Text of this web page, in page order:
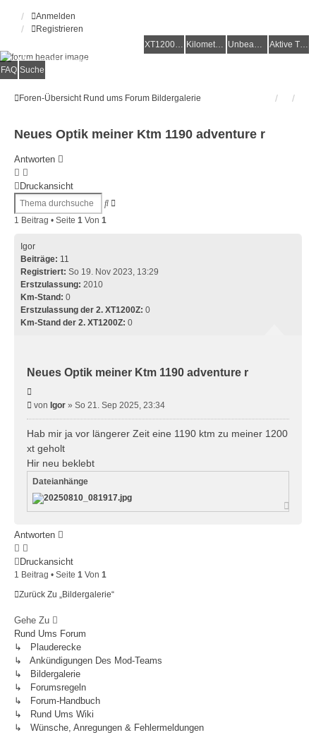
Anmelden
Registrieren
XT1200Z-Wiki
Kilometerstatistik Unbeantwortete Themen Aktive Themen
Alles rund um die Yamaha XT1200Z Super Ténéré
FAQ Suche
Foren-Übersicht Rund ums Forum Bildergalerie
Neues Optik meiner Ktm 1190 adventure r
Antworten
Druckansicht
Suche
1 Beitrag • Seite 1 Von 1
Igor
Beiträge: 11
Registriert: So 19. Nov 2023, 13:29
Erstzulassung: 2010
Km-Stand: 0
Erstzulassung der 2. XT1200Z: 0
Km-Stand der 2. XT1200Z: 0
Neues Optik meiner Ktm 1190 adventure r
Beitrag
von Igor » So 21. Sep 2025, 23:34
Hab mir ja vor längerer Zeit eine 1190 ktm zu meiner 1200
xt geholt
Hir neu beklebt
Dateianhänge
Antworten
Druckansicht
1 Beitrag • Seite 1 Von 1
Zurück Zu „Bildergalerie“
Gehe Zu
Rund Ums Forum
↳ Plauderecke
↳ Ankündigungen Des Mod-Teams
↳ Bildergalerie
↳ Forumsregeln
↳ Forum-Handbuch
↳ Rund Ums Wiki
↳ Wünsche, Anregungen & Fehlermeldungen